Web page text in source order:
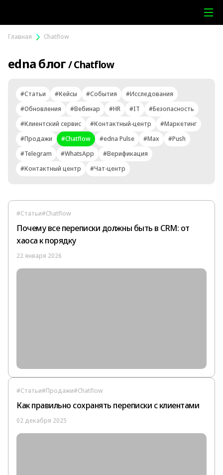
Главная Chatflow
edna блог/ Chatflow
#Статьи #Кейсы #События
#Исследования
#Обновления
#Вебинар #HR #IT
#Безопасность
#Клиентский сервис
#Контактный-центр
#Маркетинг
#Продажи
#Chatflow #edna Pulse #Max
#Push
#Telegram
#WhatsApp
#Верификация
#Контактный центр
#Чат-центр
#Статьи#Chatflow
Почему все переписки должны быть в CRM: от
хаоса к порядку
22 января 2026
#Статьи#Продажи#Chatflow
Как правильно сохранять переписки с клиентами
02 декабря 2025